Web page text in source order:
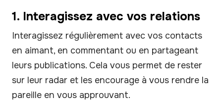
1. Interagissez avec vos relations
Interagissez régulièrement avec vos contacts
en aimant, en commentant ou en partageant
leurs publications. Cela vous permet de rester
sur leur radar et les encourage à vous rendre la
pareille en vous approuvant.